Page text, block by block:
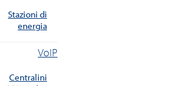
Stazioni di
energia
VoIP
Centralini